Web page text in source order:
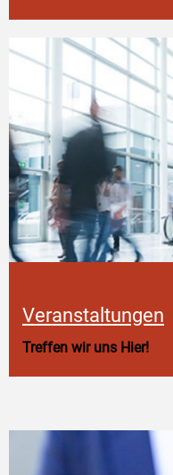
Veranstaltungen
Treffen wir uns Hier!